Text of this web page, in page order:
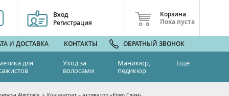
Вход
Регистрация
Корзина
Пока пуста
И ДОСТАВКА КОНТАКТЫ ОБРАТНЫЙ ЗВОНОК
для
Уход за
волосами
Маникюр,
педикюр
Ещё